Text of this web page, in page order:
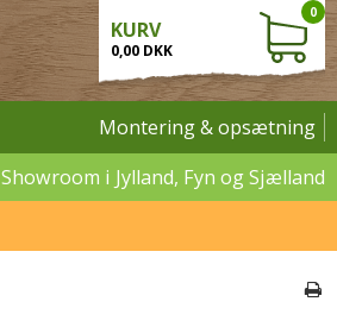
KURV
0,00 DKK
0
Montering & opsætning
Showroom i Jylland, Fyn og Sjælland